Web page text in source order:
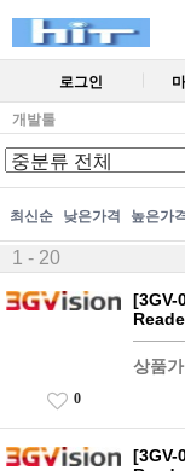
로그인
개발툴
최신순 낮은가격 높은가격
1 - 20
[3GV-
상품
0
[3GV-